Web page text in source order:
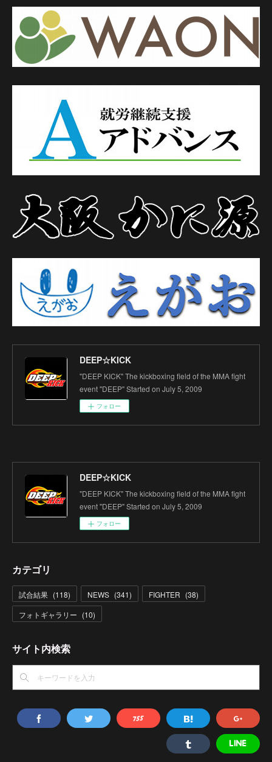
DEEP☆KICK
"DEEP KICK" The kickboxing field of the MMA fight
event "DEEP" Started on July 5, 2009
フォロー
DEEP☆KICK
"DEEP KICK" The kickboxing field of the MMA fight
event "DEEP" Started on July 5, 2009
フォロー
カテゴリ
試合結果 (118) NEWS (341) FIGHTER (38)
フォトギャラリー (10)
サイト内検索